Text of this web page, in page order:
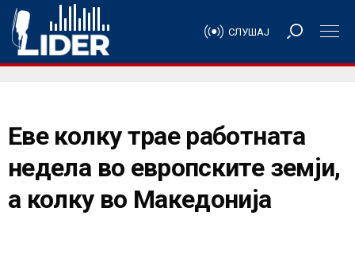
СЛУШАЈ
Еве колку трае работната
недела во европските земји,
а колку во Македонија